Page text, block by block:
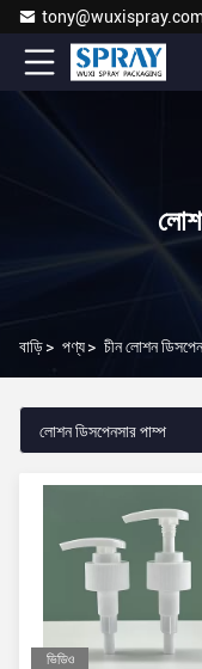
বাড়ি> পণ্য> চীন লোশন
লোশন ডিসপেনসার পাম্প
ভিডিও